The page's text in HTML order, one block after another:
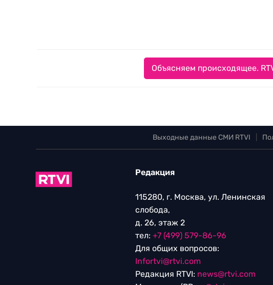
Объясняем происходящее.
Выходные данные СМИ RTVI
Редакция
115280, г. Москва, ул. Ленинская
слобода,
д. 26, этаж 2
тел: +7 (499) 579-86-96
Для общих вопросов:
Infortvi@rtvi.com
Редакция RTVI: news@rtvi.com